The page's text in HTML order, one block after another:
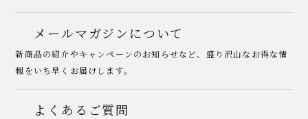
メールマガジンについて
新商品の紹介やキャンペーンのお知らせなど、盛り沢山なお得な情
報をいち早くお届けします。
よくあるご質問